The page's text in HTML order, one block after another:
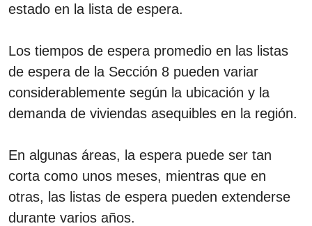
estado en la lista de espera.
Los tiempos de espera promedio en las listas
de espera de la Sección 8 pueden variar
considerablemente según la ubicación y la
demanda de viviendas asequibles en la región.
En algunas áreas, la espera puede ser tan
corta como unos meses, mientras que en
otras, las listas de espera pueden extenderse
durante varios años.